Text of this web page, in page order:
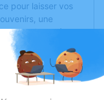
pour laisser vos
une
des poèmes
dédié à
estdisponible